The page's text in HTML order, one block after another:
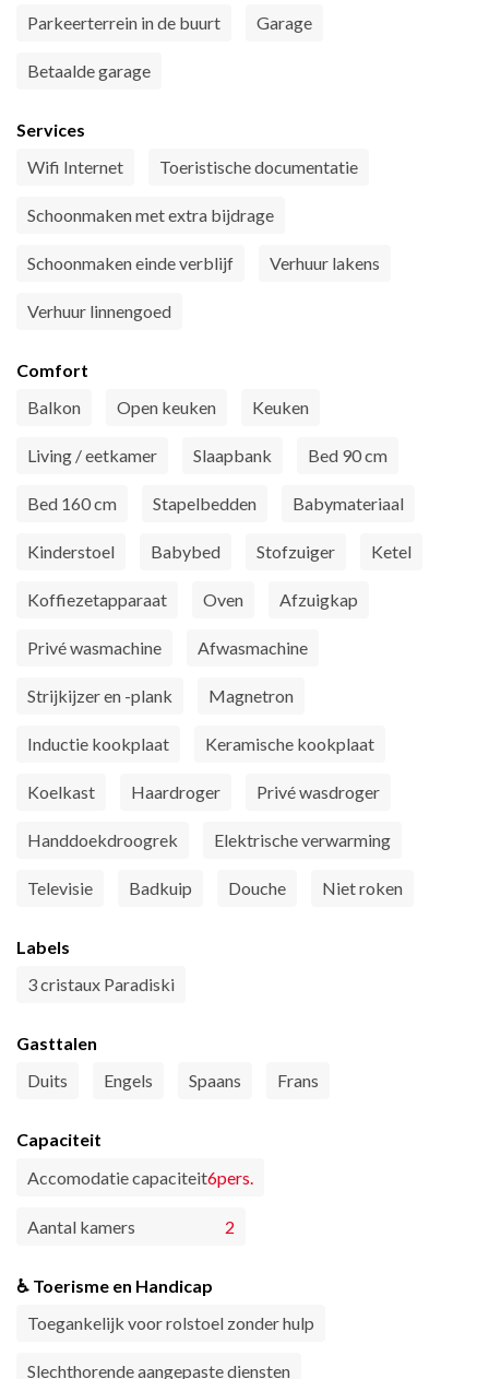
Parkeerterrein in de buurt Garage
Betaalde garage
Services
Wifi Internet
Toeristische documentatie
Schoonmaken met extra bijdrage
Schoonmaken einde verblijf Verhuur lakens
Verhuur linnengoed
Comfort
Balkon
Open keuken Keuken
Living / eetkamer Slaapbank Bed 90 cm
Bed 160 cm Stapelbedden Babymateriaal
Kinderstoel Babybed Stofzuiger Ketel
Koffiezetapparaat Oven Afzuigkap
Privé wasmachine Afwasmachine
Strijkijzer en -plank Magnetron
Inductie kookplaat Keramische kookplaat
Koelkast Haardroger Privé wasdroger
Handdoekdroogrek Elektrische verwarming
Televisie Badkuip Douche Niet roken
Labels
3 cristaux Paradiski
Gasttalen
Duits
Engels Spaans Frans
Capaciteit
Accomodatie capaciteit6pers.
Aantal kamers 2
♿ Toerisme en Handicap
Toegankelijk voor rolstoel zonder hulp
Slechthorende aangepaste diensten